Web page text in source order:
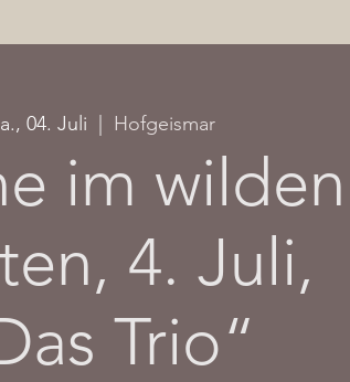
04. Juli Hofgeismar
im wilden
4. Juli,
Trio“